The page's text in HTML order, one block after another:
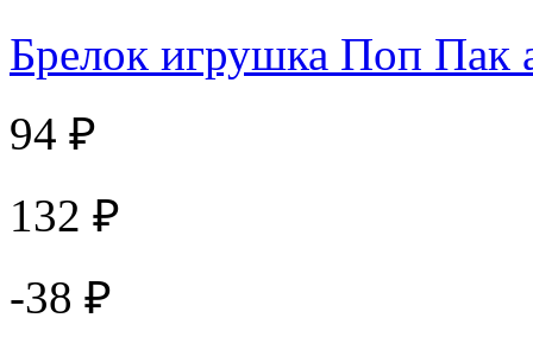
Брелок игрушка Поп Пак
94 ₽
132 ₽
-38 ₽